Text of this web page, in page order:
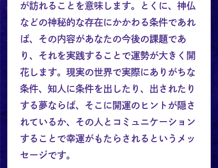
が訪れることを意味します。とくに、神仏
などの神秘的な存在にかかわる条件であれ
ば、その内容があなたの今後の課題であ
り、それを実践することで運勢が大きく開
花します。現実の世界で実際にありがちな
条件、知人に条件を出したり、出されたり
する夢ならば、そこに開運のヒントが隠さ
れているか、その人とコミュニケーション
することで幸運がもたらされるというメッ
セージです。